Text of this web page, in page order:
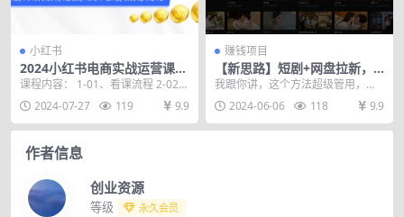
小红书
2024小红书电商实战运营课：
账号搭建/开店流程/选品/爆款
课程内容： 1-01、看课流程 2-02、
为什么要做小红薯电商 3-03、小红
书...2024-07-27 119 9.9
赚钱项目
【新思路】短剧+网盘拉新，
超简单，普通人每月躺赚1w
我跟你讲，这个方法超级管用，你
动作麻利点，执行力强一点，不是
我吹一天搞个几千块还...
2024-06-06 118 9.9
作者信息
创业资源
等级 永久会员